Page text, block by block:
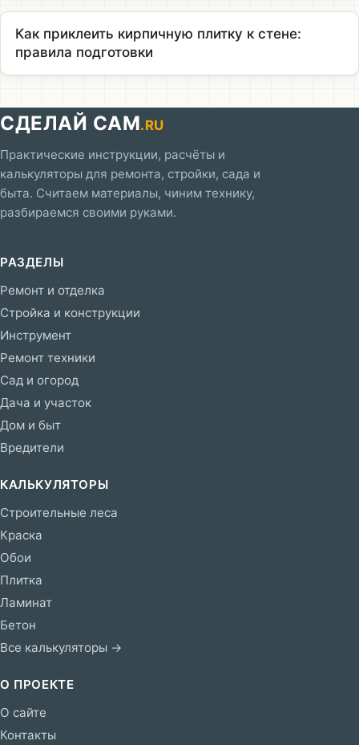
Как приклеить кирпичную плитку к стене:
правила подготовки
СДЕЛАЙ САМ.RU
Практические инструкции, расчёты и
калькуляторы для ремонта, стройки, сада и
быта. Считаем материалы, чиним технику,
разбираемся своими руками.
РАЗДЕЛЫ
Ремонт и отделка
Стройка и конструкции
Инструмент
Ремонт техники
Сад и огород
Дача и участок
Дом и быт
Вредители
КАЛЬКУЛЯТОРЫ
Строительные леса
Краска
Обои
Плитка
Ламинат
Бетон
Все калькуляторы →
О ПРОЕКТЕ
О сайте
Контакты